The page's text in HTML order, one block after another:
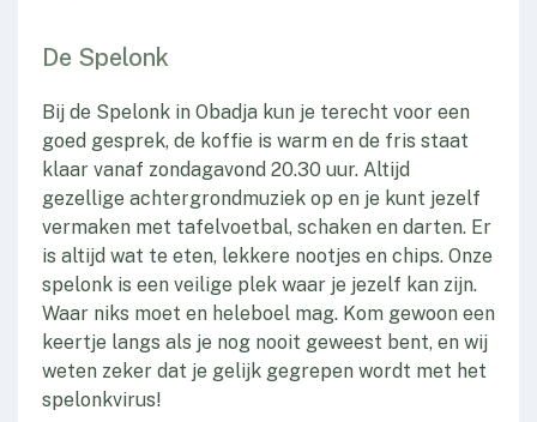
De Spelonk
Bij de Spelonk in Obadja kun je terecht voor een
goed gesprek, de koffie is warm en de fris staat
klaar vanaf zondagavond 20.30 uur. Altijd
gezellige achtergrondmuziek op en je kunt jezelf
vermaken met tafelvoetbal, schaken en darten. Er
is altijd wat te eten, lekkere nootjes en chips. Onze
spelonk is een veilige plek waar je jezelf kan zijn.
Waar niks moet en heleboel mag. Kom gewoon een
keertje langs als je nog nooit geweest bent, en wij
weten zeker dat je gelijk gegrepen wordt met het
spelonkvirus!